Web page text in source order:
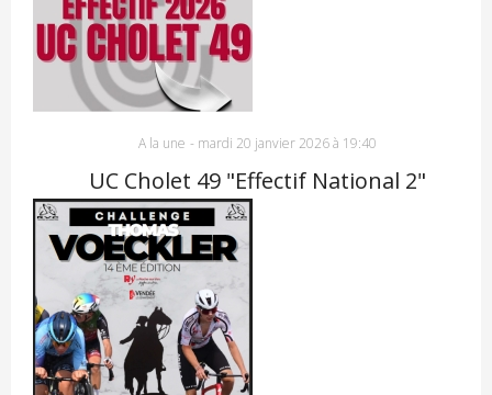
A la une - mardi 20 janvier 2026 à 19:40
UC Cholet 49 "Effectif National 2"